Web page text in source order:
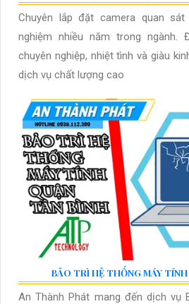
Chuyên lắp đặt camera quan
nghiệm nhiều năm trong ngành.
chuyên nghiệp, nhiệt tình và giàu
dịch vụ chất lượng cao
BẢO TRÌ HỆ THỐNG MÁY
An Thành Phát mang đến dịch vụ